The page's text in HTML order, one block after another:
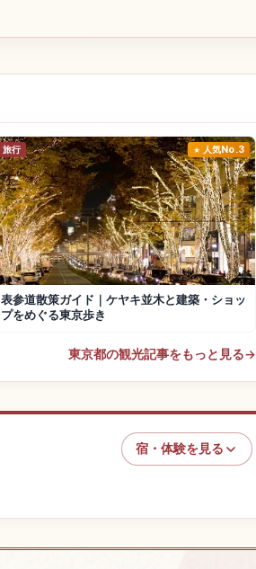
旅行 人気No.3
表参道散策ガイド｜ケヤキ並木と建築・ショッ
プをめぐる東京歩き
東京都の観光記事をもっと見る→
宿・体験を見る